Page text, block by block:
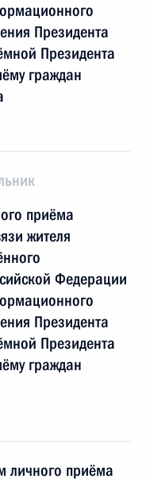
Президента
Президента
граждан
приёма
жителя
Федерации
Президента
Президента
граждан
личного приёма